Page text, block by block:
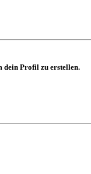
dein Profil zu erstellen.